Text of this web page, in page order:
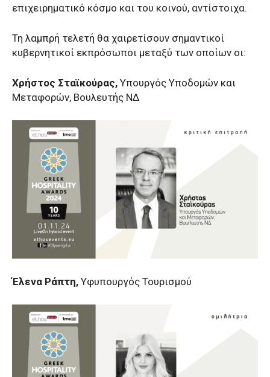
επιχειρηματικό κόσμο και του κοινού, αντίστοιχα.
Τη λαμπρή τελετή θα χαιρετίσουν σημαντικοί
κυβερνητικοί εκπρόσωποι μεταξύ των οποίων οι:
Χρήστος Σταϊκούρας, Υπουργός Υποδομών και
Μεταφορών, Βουλευτής ΝΔ
Έλενα Ράπτη, Υφυπουργός Τουρισμού